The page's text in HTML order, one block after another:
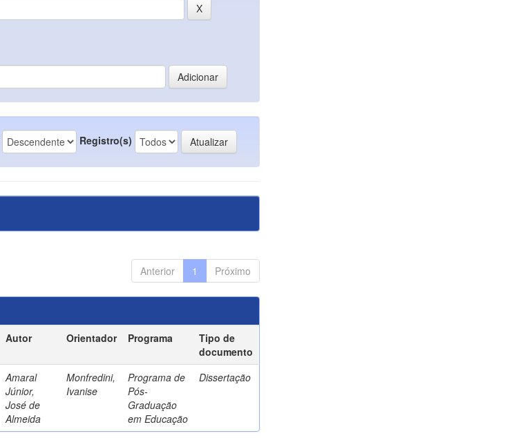
Registro(s)
Anterior 1 Próximo
Autor Orientador Programa
Tipo de
documento
Amaral
Júnior,
José de
Almeida
Monfredini,
Ivanise
Programa de
Pós-
Graduação
em Educação
Dissertação